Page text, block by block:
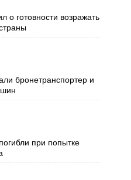
о готовности возражать
бронетранспортер и
при попытке